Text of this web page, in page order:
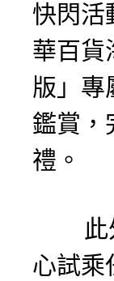
快閃活
華百貨
版」專
鑑賞，
禮。
此外
心試乘